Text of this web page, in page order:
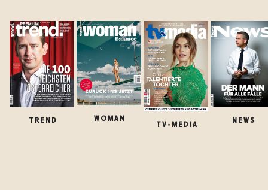
TREND WOMAN
TV-MEDIA
NEWS